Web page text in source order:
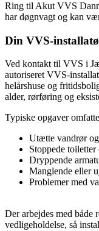
Ring til Akut VVS
har døgnvagt og kan
Din VVS-
Ved kontakt til VVS i
autoriseret VVS-
helårshuse og
alder, rørføring og
Typiske opgaver
Utætte vandrør
Stoppede
Dryppende
Manglende eller
Problemer med
Der arbejdes med både
vedligeholdelse, så